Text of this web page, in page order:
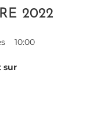
2022
10:00
sur